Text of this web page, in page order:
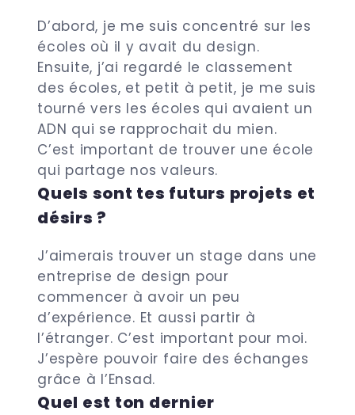
D’abord, je me suis concentré sur les
écoles où il y avait du design.
Ensuite, j’ai regardé le classement
des écoles, et petit à petit, je me suis
tourné vers les écoles qui avaient un
ADN qui se rapprochait du mien.
C’est important de trouver une école
qui partage nos valeurs.
Quels sont tes futurs projets et
désirs ?
J’aimerais trouver un stage dans une
entreprise de design pour
commencer à avoir un peu
d’expérience. Et aussi partir à
l’étranger. C’est important pour moi.
J’espère pouvoir faire des échanges
grâce à l’Ensad.
Quel est ton dernier